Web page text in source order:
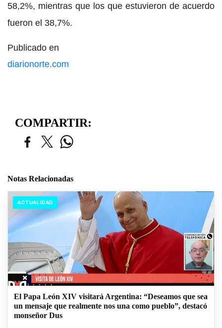
58,2%, mientras que los que estuvieron de acuerdo
fueron el 38,7%.
Publicado en
diarionorte.com
COMPARTIR:
Notas Relacionadas
ACTUALIDAD
El Papa León XIV visitará Argentina: “Deseamos que sea
un mensaje que realmente nos una como pueblo”, destacó
monseñor Dus